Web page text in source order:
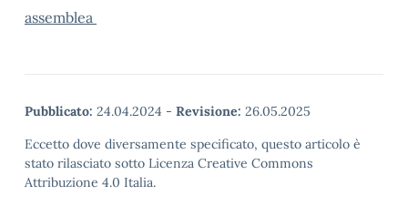
assemblea
Pubblicato: 24.04.2024 - Revisione: 26.05.2025
Eccetto dove diversamente specificato, questo articolo è
stato rilasciato sotto Licenza Creative Commons
Attribuzione 4.0 Italia.